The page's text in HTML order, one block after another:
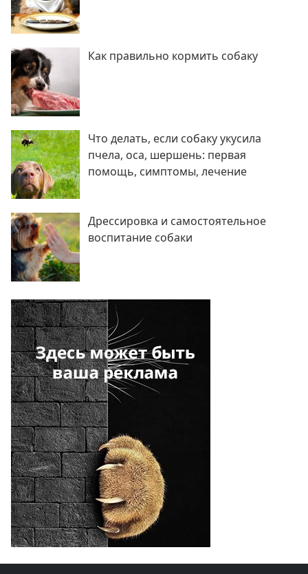
Как правильно кормить собаку
Что делать, если собаку укусила
пчела, оса, шершень: первая
помощь, симптомы, лечение
Дрессировка и самостоятельное
воспитание собаки